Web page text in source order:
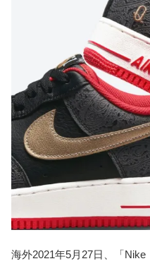
海外2021年5月27日、「